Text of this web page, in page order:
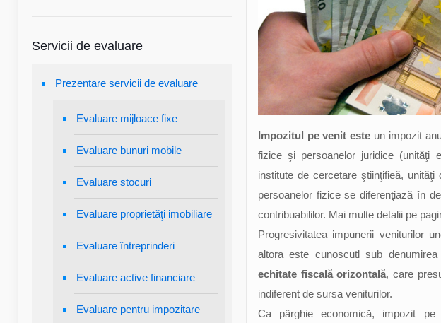
Impozitul pe venit este un impozit
fizice şi persoanelor juridice (unităţi
institute de cercetare ştiinţifieă,
persoanelor fizice se diferenţiază în
contribuabililor. Mai multe detalii pe
Progresivitatea impunerii veniturilor
altora este cunoscutl sub denumirea
echitate fiscală orizontală, care
indiferent de sursa veniturilor.
Ca pârghie economică, impozit
Servicii de evaluare
Prezentare servicii de evaluare
Evaluare mijloace fixe
Evaluare bunuri mobile
Evaluare stocuri
Evaluare proprietăţi imobiliare
Evaluare întreprinderi
Evaluare active financiare
Evaluare pentru impozitare